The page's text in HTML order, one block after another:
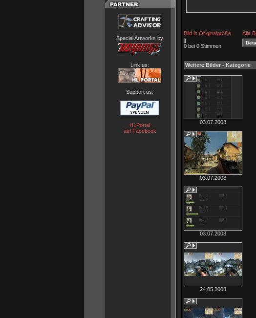
Special Artworks by
Link us:
Support us:
HLPortal
auf Facebook
Bild in Originalgröße Alle
0 bei 0 Stimmen
Weitere Bilder - Kategorie
03.07.2008
03.07.2008
03.07.2008
24.05.2008